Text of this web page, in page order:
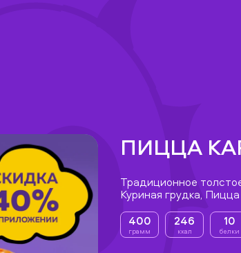
ПИЦЦА
Традиционное
Куриная грудка,
400
грамм
246
ккал
10
белки